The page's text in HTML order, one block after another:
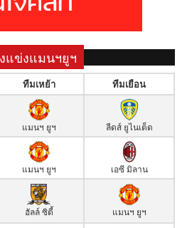
แข่งแมนฯยูฯ
ทีมเหย้า ทีมเยือน
แมนฯ ยูฯ ลีดส์ ยูไนเต็ด
แมนฯ ยูฯ เอซี มิลาน
ฮัลล์ ซิตี้ แมนฯ ยูฯ